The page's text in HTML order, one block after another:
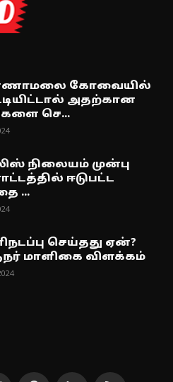
கோவையில்
அதற்கான
செ...
நிலையம் முன்பு
ஈடுபட்ட
...
செய்தது ஏன்?
மாளிகை விளக்கம்